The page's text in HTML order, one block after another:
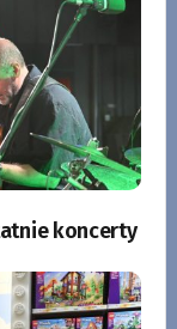
koncerty